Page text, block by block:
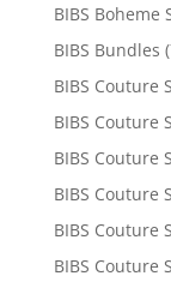
BIBS
BIBS Bundles
BIBS Couture
BIBS Couture
BIBS Couture
BIBS Couture
BIBS Couture
BIBS Couture